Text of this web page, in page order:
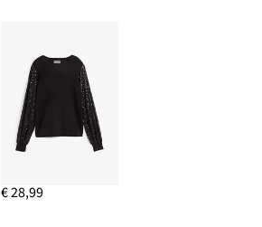
€ 28,99